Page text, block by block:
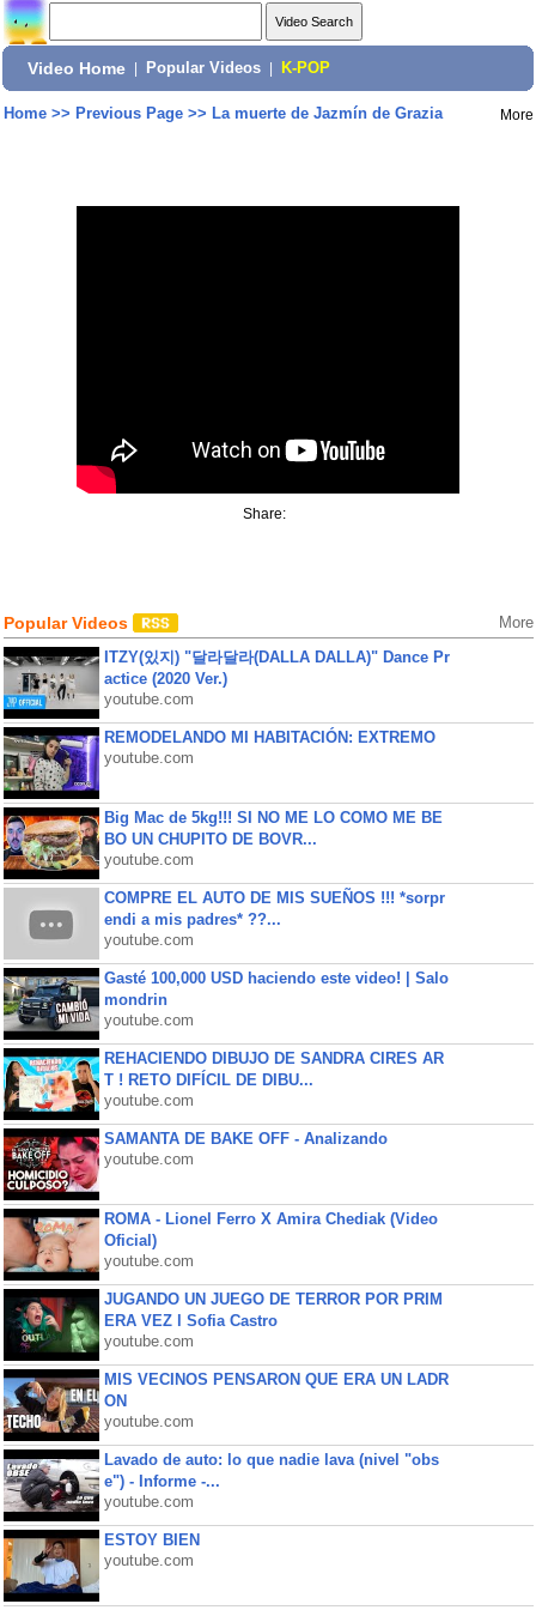
Video Home Popular Videos K-POP
Home>> Previous Page>> La muerte de Jazmín de Grazia More
Share:
Popular Videos More
ITZY(있지) "달라달라(DALLA DALLA)" Dance Pr
actice (2020 Ver.)
youtube.com
REMODELANDO MI HABITACIÓN: EXTREMO
youtube.com
Big Mac de 5kg!!! SI NO ME LO COMO ME BE
BO UN CHUPITO DE BOVR...
youtube.com
COMPRE EL AUTO DE MIS SUEÑOS !!! *sorpr
endi a mis padres* ??...
youtube.com
Gasté 100,000 USD haciendo este video! | Salo
mondrin
youtube.com
REHACIENDO DIBUJO DE SANDRA CIRES AR
T ! RETO DIFÍCIL DE DIBU...
youtube.com
SAMANTA DE BAKE OFF - Analizando
youtube.com
ROMA - Lionel Ferro X Amira Chediak (Video
Oficial)
youtube.com
JUGANDO UN JUEGO DE TERROR POR PRIM
ERA VEZ l Sofia Castro
youtube.com
MIS VECINOS PENSARON QUE ERA UN LADR
ON
youtube.com
Lavado de auto: lo que nadie lava (nivel "obs
e") - Informe -...
youtube.com
ESTOY BIEN
youtube.com